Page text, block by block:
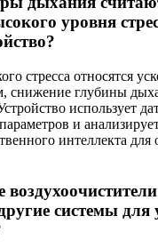
уровня
стресса относятся
снижение глубины
использует
и
интеллекта для
системы для